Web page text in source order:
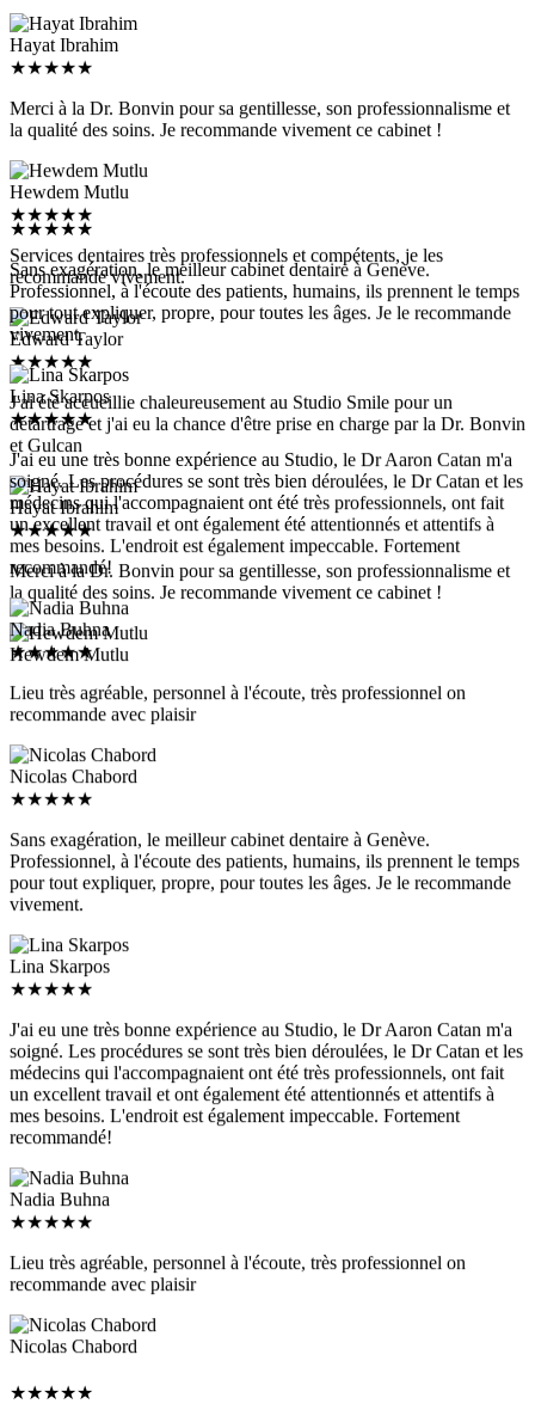
Hayat Ibrahim
★★★★★
la qualité des soins. Je recommande vivement ce cabinet !
Hewdem Mutlu
★★★★★
Services dentaires très professionnels et compétents, je les
recommande vivement.
Edward Taylor
★★★★ ★
J'ai été accueillie chaleureusement au Studio Smile pour un
détartrage et j'ai eu la chance d'être prise en charge par la Dr. Bonvin
et Gulcan
Hayat Ibrahim
★★★★★
Merci à la Dr. Bonvin pour sa gentillesse, son professionnalisme et
la qualité des soins. Je recommande vivement ce cabinet !
Hewdem Mutlu
★★★★★
Sans exagération, le meilleur cabinet dentaire à Genève.
Professionnel, à l'écoute des patients, humains, ils prennent le temps
pour tout expliquer, propre, pour toutes les âges. Je le recommande
vivement.
Lina Skarpos
★★★★★
J'ai eu une très bonne expérience au Studio, le Dr Aaron Catan m'a
soigné. Les procédures se sont très bien déroulées, le Dr Catan et les
médecins qui l'accompagnaient ont été très professionnels, ont fait
un excellent travail et ont également été attentionnés et attentifs à
mes besoins. L'endroit est également impeccable. Fortement
recommandé!
Nadia Buhna
★★★★★
Lieu très agréable, personnel à l'écoute, très professionnel on
recommande avec plaisir
Nicolas Chabord
★★★★★
Sans exagération, le meilleur cabinet dentaire à Genève.
Professionnel, à l'écoute des patients, humains, ils prennent le temps
pour tout expliquer, propre, pour toutes les âges. Je le recommande
vivement.
Lina Skarpos
★★★★★
J'ai eu une très bonne expérience au Studio, le Dr Aaron Catan m'a
soigné. Les procédures se sont très bien déroulées, le Dr Catan et les
médecins qui l'accompagnaient ont été très professionnels, ont fait
un excellent travail et ont également été attentionnés et attentifs à
mes besoins. L'endroit est également impeccable. Fortement
recommandé!
Nadia Buhna
★★★ ★★
Lieu très agréable, personnel à l'écoute, très professionnel on
recommande avec plaisir
Nicolas Chabord
★ ★ ★ ★
★